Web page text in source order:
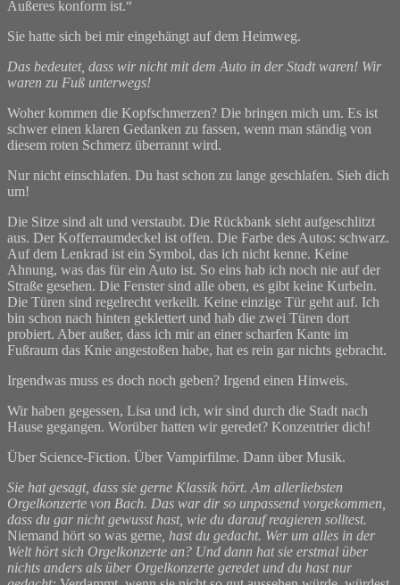
Äußeres konform ist.“
Sie hatte sich bei mir eingehängt auf dem Heimweg.
Das bedeutet, dass wir nicht mit dem Auto in der Stadt waren! Wir
waren zu Fuß unterwegs!
Woher kommen die Kopfschmerzen? Die bringen mich um. Es ist
schwer einen klaren Gedanken zu fassen, wenn man ständig von
diesem roten Schmerz überrannt wird.
Nur nicht einschlafen. Du hast schon zu lange geschlafen. Sieh dich
um!
Die Sitze sind alt und verstaubt. Die Rückbank sieht aufgeschlitzt
aus. Der Kofferraumdeckel ist offen. Die Farbe des Autos: schwarz.
Auf dem Lenkrad ist ein Symbol, das ich nicht kenne. Keine
Ahnung, was das für ein Auto ist. So eins hab ich noch nie auf der
Straße gesehen. Die Fenster sind alle oben, es gibt keine Kurbeln.
Die Türen sind regelrecht verkeilt. Keine einzige Tür geht auf. Ich
bin schon nach hinten geklettert und hab die zwei Türen dort
probiert. Aber außer, dass ich mir an einer scharfen Kante im
Fußraum das Knie angestoßen habe, hat es rein gar nichts gebracht.
Irgendwas muss es doch noch geben? Irgend einen Hinweis.
Wir haben gegessen, Lisa und ich, wir sind durch die Stadt nach
Hause gegangen. Worüber hatten wir geredet? Konzentrier dich!
Über Science-Fiction. Über Vampirfilme. Dann über Musik.
Sie hat gesagt, dass sie gerne Klassik hört. Am allerliebsten
Orgelkonzerte von Bach. Das war dir so unpassend vorgekommen,
dass du gar nicht gewusst hast, wie du darauf reagieren solltest.
Niemand hört so was gerne , hast du gedacht. Wer um alles in der
Welt hört sich Orgelkonzerte an? Und dann hat sie erstmal über
nichts anders als über Orgelkonzerte geredet und du hast nur